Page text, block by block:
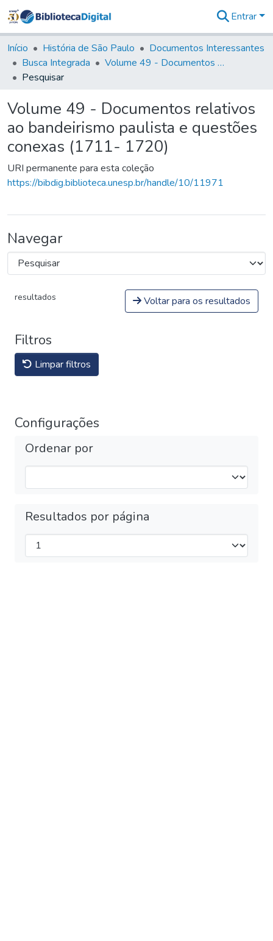
&
Coleções
Tudo na
Estatísticas
Entrar
Início História de São Paulo
Documentos Interessantes
Busca Integrada
Volume 49 - Documentos relativos ao bandeirismo paulista e questões conexas (1711- 1720)
Pesquisar
Volume 49 - Documentos relativos
ao bandeirismo paulista e questões
conexas (1711- 1720)
URI permanente para esta coleção
https://bibdig.biblioteca.unesp.br/handle/10/11971
Navegar
resultados Voltar para os resultados
Filtros
Limpar filtros
Configurações
Ordenar por
Resultados por página